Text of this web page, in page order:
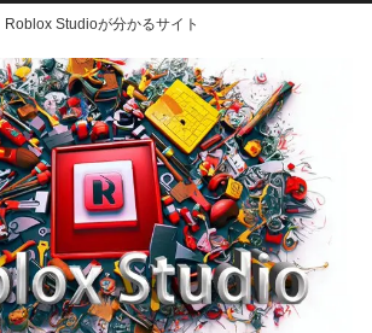
Roblox Studioが分かるサイト